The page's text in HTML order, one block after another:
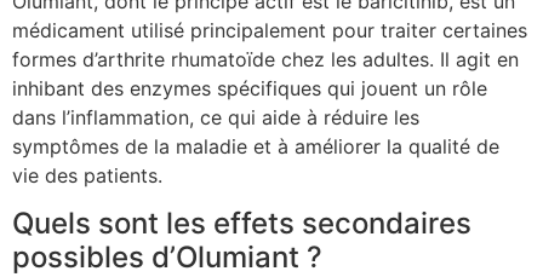
médicament utilisé principalement pour traiter certaines
formes d’arthrite rhumatoïde chez les adultes. Il agit en
inhibant des enzymes spécifiques qui jouent un rôle
dans l’inflammation, ce qui aide à réduire les
symptômes de la maladie et à améliorer la qualité de
vie des patients.
Quels sont les effets secondaires
possibles d’Olumiant ?